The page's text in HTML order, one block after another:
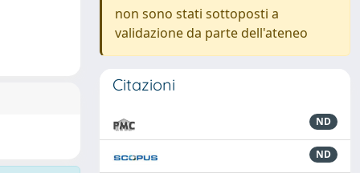
non sono stati sottoposti a
validazione da parte dell'ateneo
Citazioni
ND
ND